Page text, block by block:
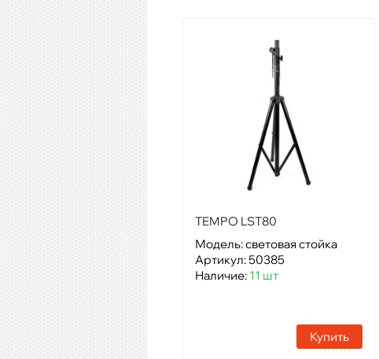
TEMPO LST80
Модель: световая стойка
Артикул: 50385
Наличие: 11 шт
Купить